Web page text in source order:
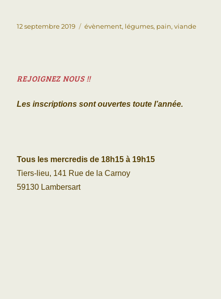
12 septembre 2019 évènement, légumes, pain,viande
REJOIGNEZ NOUS !!
Les inscriptions sont ouvertes toute l’année.
Tous les mercredis de 18h15 à 19h15
Tiers-lieu, 141 Rue de la Carnoy
59130 Lambersart